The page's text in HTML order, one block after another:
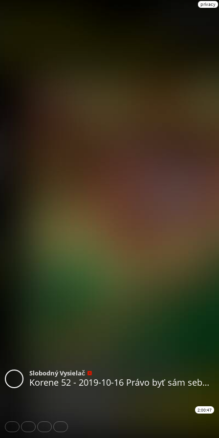
privacy
Slobodný Vysielač
Korene 52 - 2019-10-16 Právo byť sám sebou...
2:00:47
Share Like